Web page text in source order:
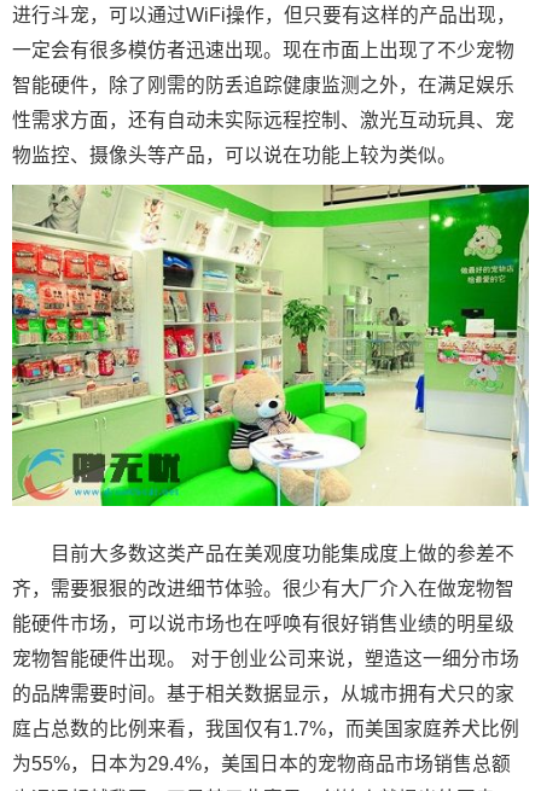
进行斗宠，可以通过WiFi操作，但只要有这样的产品出现，
一定会有很多模仿者迅速出现。现在市面上出现了不少宠物
智能硬件，除了刚需的防丢追踪健康监测之外，在满足娱乐
性需求方面，还有自动未实际远程控制、激光互动玩具、宠
物监控、摄像头等产品，可以说在功能上较为类似。
目前大多数这类产品在美观度功能集成度上做的参差不
齐，需要狠狠的改进细节体验。很少有大厂介入在做宠物智
能硬件市场，可以说市场也在呼唤有很好销售业绩的明星级
宠物智能硬件出现。 对于创业公司来说，塑造这一细分市场
的品牌需要时间。基于相关数据显示，从城市拥有犬只的家
庭占总数的比例来看，我国仅有1.7%，而美国家庭养犬比例
为55%，日本为29.4%，美国日本的宠物商品市场销售总额